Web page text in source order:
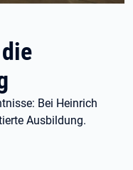
Bei Heinrich
Ausbildung.